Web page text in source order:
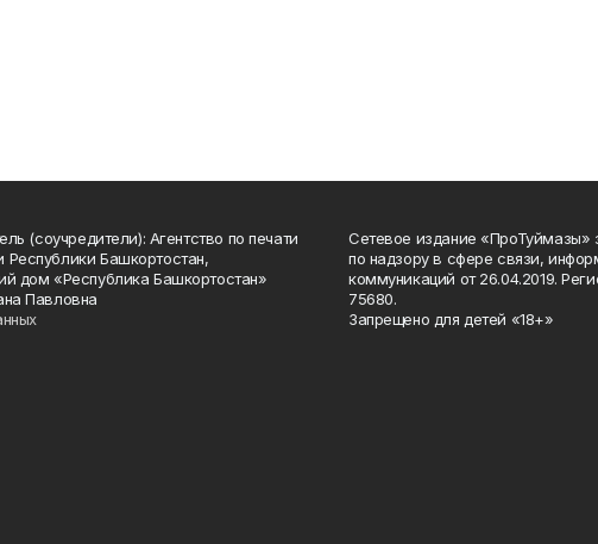
(соучредители): Агентство по печати
Башкортостан,
дом «Республика Башкортостан»
Павловна
Сетевое издание «ПроТуймазы»
по надзору в сфере связи,
коммуникаций от 26.04.2019.
75680.
Запрещено для детей «18+»